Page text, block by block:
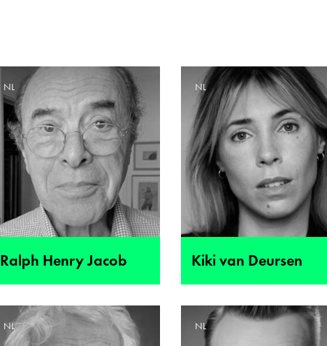
Ralph Henry Jacob
NL
Kiki van Deursen
NL
NL NL